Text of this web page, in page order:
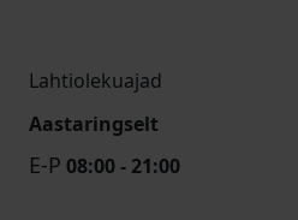
Lahtiolekuajad
Aastaringselt
E-P 08:00 - 21:00